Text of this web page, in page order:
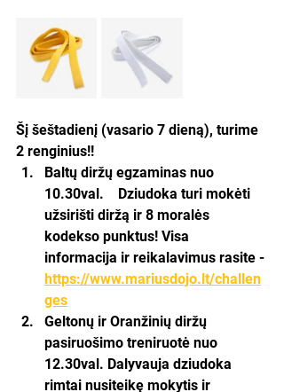
Šį šeštadienį (vasario 7 dieną), turime
2 renginius!!
Baltų diržų egzaminas nuo
10.30val.    Dziudoka turi mokėti
užsirišti diržą ir 8 moralės
kodekso punktus! Visa
informacija ir reikalavimus rasite -
https://www.mariusdojo.lt/challen
ges
Geltonų ir Oranžinių diržų
pasiruošimo treniruotė nuo
12.30val. Dalyvauja dziudoka
rimtai nusiteikę mokytis ir